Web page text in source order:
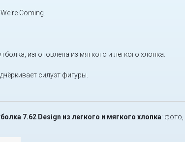
Coming.
изготовлена из мягкого и легкого хлопка.
силуэт фигуры.
7.62 Design из легкого и мягкого хлопка: фото,